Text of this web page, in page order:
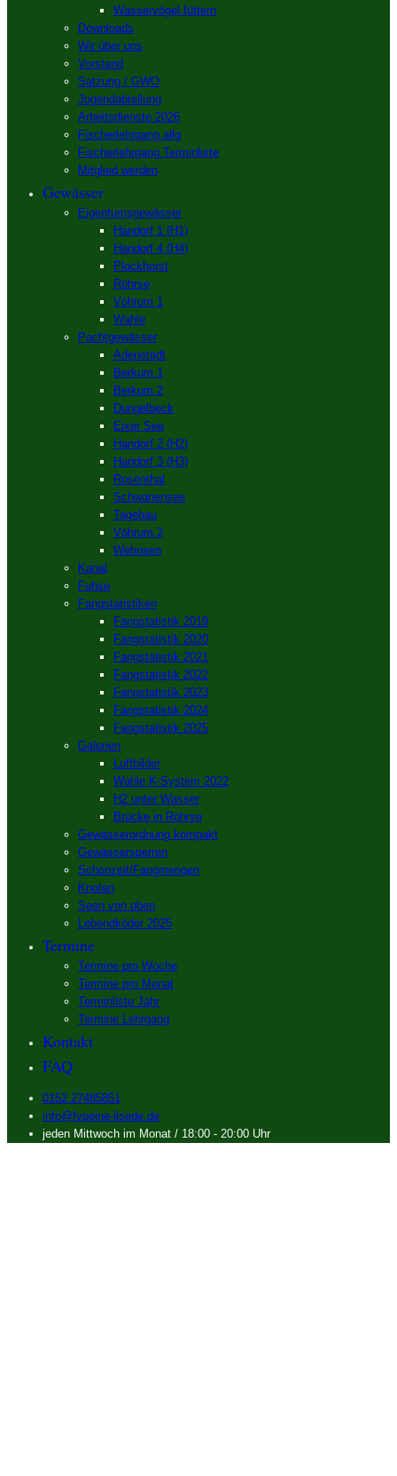
Wasservögel füttern
Downloads
Wir über uns
Vorstand
Satzung / GWO
Jugendabteilung
Arbeitsdienste 2026
Fischerlehrgang allg
Fischerlehrgang Terminliste
Mitglied werden
Gewässer
Eigentumsgewässer
Handorf 1 (H1)
Handorf 4 (H4)
Plockhorst
Röhrse
Vöhrum 1
Wahle
Pachtgewässer
Adenstedt
Berkum 1
Berkum 2
Dungelbeck
Eixer See
Handorf 2 (H2)
Handorf 3 (H3)
Rosenthal
Schwanensee
Tagebau
Vöhrum 2
Wehnsen
Kanal
Fuhse
Fangstatistiken
Fangstatistik 2019
Fangstatistik 2020
Fangstatistik 2021
Fangstatistik 2022
Fangstatistik 2023
Fangstatistik 2024
Fangstatistik 2025
Galerien
Luftbilder
Wahle K-System 2022
H2 unter Wasser
Brücke in Röhrse
Gewässerordnung kompakt
Gewässersperren
Schonzeit/Fangmengen
Knoten
Seen von oben
Lebendköder 2025
Termine
Termine pro Woche
Termine pro Monat
Terminliste Jahr
Termine Lehrgang
Kontakt
FAQ
0152 27485851
info@fvpeine-ilsede.de
jeden Mittwoch im Monat / 18:00 - 20:00 Uhr